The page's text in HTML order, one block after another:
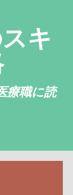
キ
療職に読